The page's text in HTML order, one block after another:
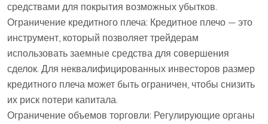
средствами для покрытия возможных убытков.
Ограничение кредитного плеча: Кредитное плечо — это
инструмент, который позволяет трейдерам
использовать заемные средства для совершения
сделок. Для неквалифицированных инвесторов размер
кредитного плеча может быть ограничен, чтобы снизить
их риск потери капитала.
Ограничение объемов торговли: Регулирующие органы